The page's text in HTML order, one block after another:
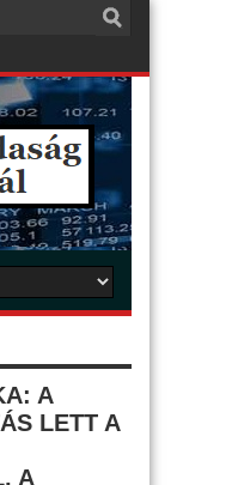
A
LETT A
A